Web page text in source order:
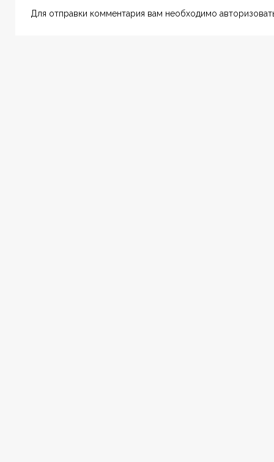
Для отправки комментария вам необходимо